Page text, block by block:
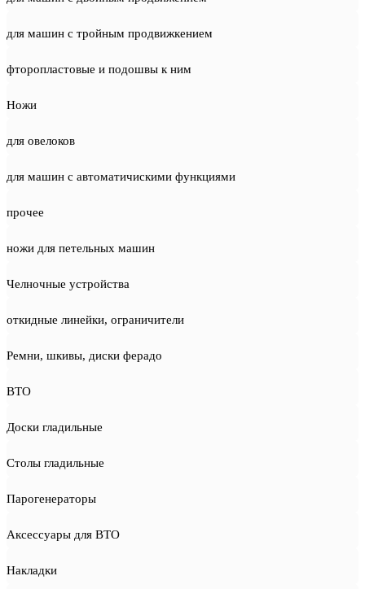
для машин с тройным продвижкением
фторопластовые и подошвы к ним
Ножи
для овелоков
для машин с автоматичискими функциями
прочее
ножи для петельных машин
Челночные устройства
откидные линейки, ограничители
Ремни, шкивы, диски ферадо
ВТО
Доски гладильные
Столы гладильные
Парогенераторы
Аксессуары для ВТО
Накладки